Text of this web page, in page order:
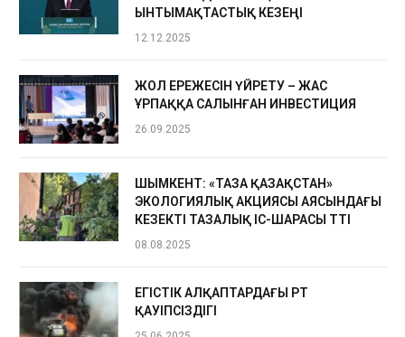
ЫНТЫМАҚТАСТЫҚ КЕЗЕҢІ
12.12.2025
ЖОЛ ЕРЕЖЕСІН ҮЙРЕТУ – ЖАС
ҰРПАҚҚА САЛЫНҒАН ИНВЕСТИЦИЯ
26.09.2025
ШЫМКЕНТ: «ТАЗА ҚАЗАҚСТАН»
ЭКОЛОГИЯЛЫҚ АКЦИЯСЫ АЯСЫНДАҒЫ
КЕЗЕКТІ ТАЗАЛЫҚ ІС-ШАРАСЫ ӨТТІ
08.08.2025
ЕГІСТІК АЛҚАПТАРДАҒЫ ӨРТ
ҚАУІПСІЗДІГІ